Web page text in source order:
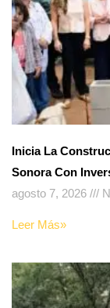
Inicia La
Sonora Con
agosto 7, 2026
Leer Más»